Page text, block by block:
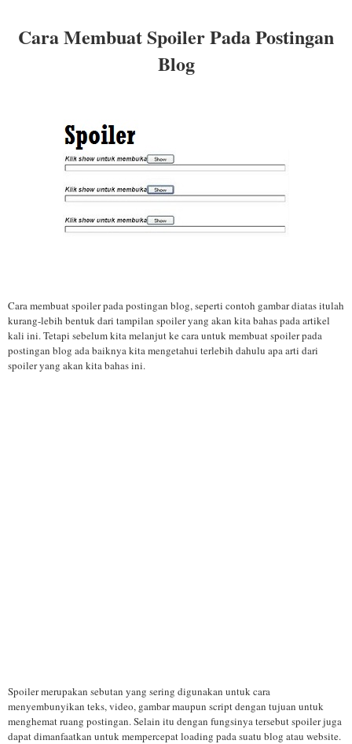
Cara Membuat Spoiler Pada Postingan
Blog
Cara membuat spoiler pada postingan blog, seperti contoh gambar diatas itulah
kurang-lebih bentuk dari tampilan spoiler yang akan kita bahas pada artikel
kali ini. Tetapi sebelum kita melanjut ke cara untuk membuat spoiler pada
postingan blog ada baiknya kita mengetahui terlebih dahulu apa arti dari
spoiler yang akan kita bahas ini.
Spoiler merupakan sebutan yang sering digunakan untuk cara
menyembunyikan teks, video, gambar maupun script dengan tujuan untuk
menghemat ruang postingan. Selain itu dengan fungsinya tersebut spoiler juga
dapat dimanfaatkan untuk mempercepat loading pada suatu blog atau website.